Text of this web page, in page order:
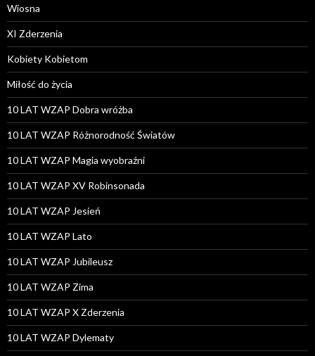
Wiosna
XI Zderzenia
Kobiety Kobietom
Miłość do życia
10 LAT WZAP Dobra wróżba
10 LAT WZAP Różnorodność Światów
10 LAT WZAP Magia wyobraźni
10 LAT WZAP XV Robinsonada
10 LAT WZAP Jesień
10 LAT WZAP Lato
10 LAT WZAP Jubileusz
10 LAT WZAP Zima
10 LAT WZAP X Zderzenia
10 LAT WZAP Dylematy